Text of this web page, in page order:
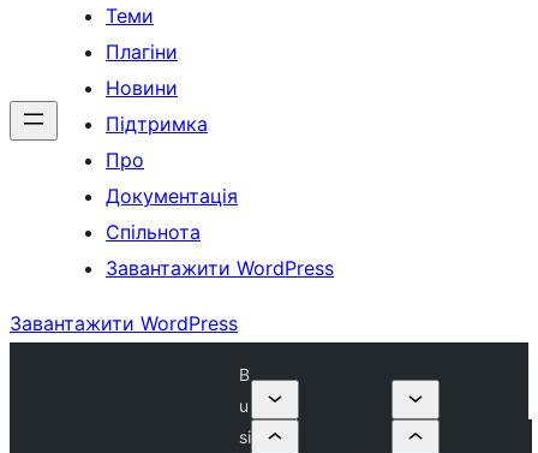
Теми
Плагіни
Новини
Підтримка
Про
Документація
Спільнота
Завантажити WordPress
Завантажити WordPress
B
u
si